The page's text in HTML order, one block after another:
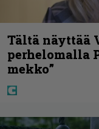
Tältä näyttää
perhelomalla
mekko”